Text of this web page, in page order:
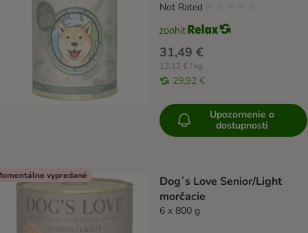
31,49 €
13,12 € / kg
29,92 €
Not Rated
Upozornenie o
dostupnosti
vypredané
Dog´s Love Senior/Light
morčacie
6 x 800 g